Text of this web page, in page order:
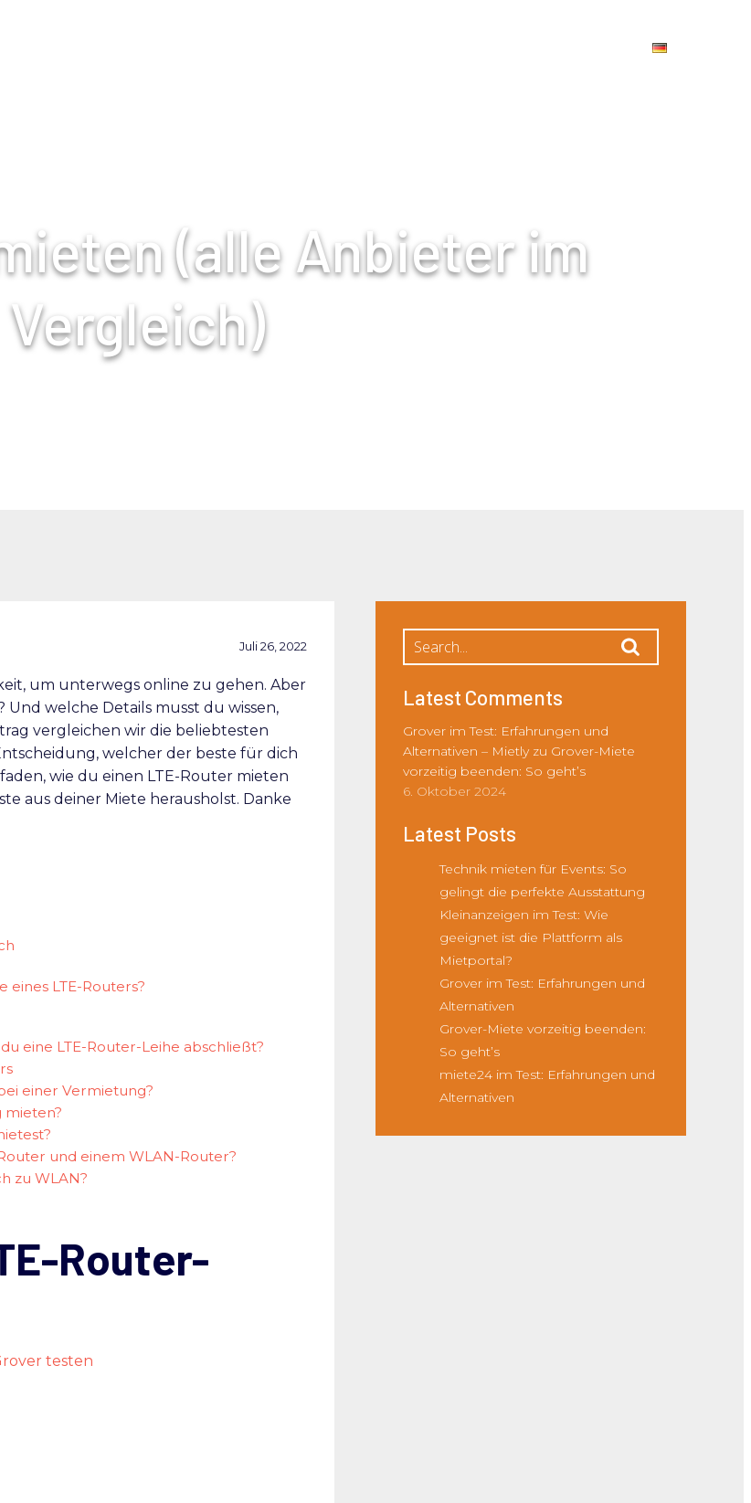
(alle Anbieter im
Vergleich)
Juli 26, 2022
um unterwegs online zu gehen. Aber
welche Details musst du wissen,
vergleichen wir die beliebtesten
welcher der beste für dich
wie du einen LTE-Router mieten
aus deiner Miete herausholst. Danke
LTE-Routers?
eine LTE-Router-Leihe abschließt?
einer Vermietung?
mieten?
und einem WLAN-Router?
zu WLAN?
Router-
testen
Latest Comments
Grover im Test: Erfahrungen und
Alternativen – Mietlyzu Grover-Miete
vorzeitig beenden: So geht’s
6. Oktober 2024
Latest Posts
Technik mieten für Events: So
gelingt die perfekte Ausstattung
Kleinanzeigen im Test: Wie
geeignet ist die Plattform als
Mietportal?
Grover im Test: Erfahrungen und
Alternativen
Grover-Miete vorzeitig beenden:
So geht’s
miete24 im Test: Erfahrungen und
Alternativen